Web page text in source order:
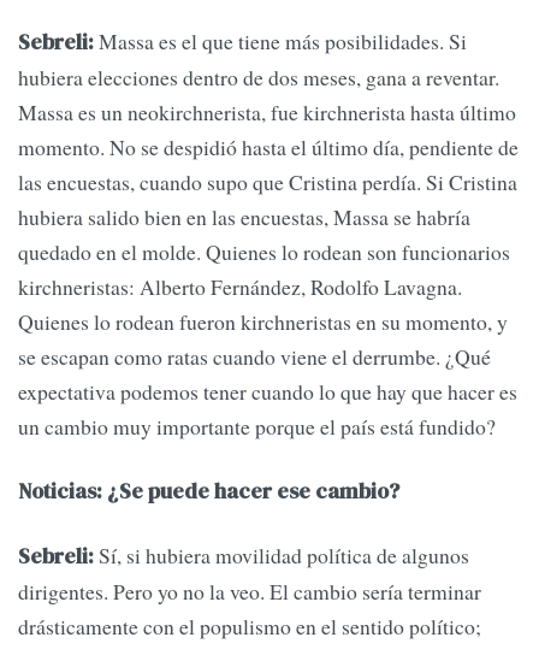
Sebreli:Massa es el que tiene más posibilidades. Si
hubiera elecciones dentro de dos meses, gana a reventar.
Massa es un neokirchnerista, fue kirchnerista hasta último
momento. No se despidió hasta el último día, pendiente de
las encuestas, cuando supo que Cristina perdía. Si Cristina
hubiera salido bien en las encuestas, Massa se habría
quedado en el molde. Quienes lo rodean son funcionarios
kirchneristas: Alberto Fernández, Rodolfo Lavagna.
Quienes lo rodean fueron kirchneristas en su momento, y
se escapan como ratas cuando viene el derrumbe. ¿Qué
expectativa podemos tener cuando lo que hay que hacer es
un cambio muy importante porque el país está fundido?
Noticias: ¿Se puede hacer ese cambio?
Sebreli:Sí, si hubiera movilidad política de algunos
dirigentes. Pero yo no la veo. El cambio sería terminar
drásticamente con el populismo en el sentido político;